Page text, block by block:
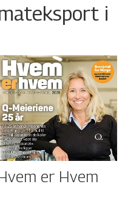
i
er Hvem